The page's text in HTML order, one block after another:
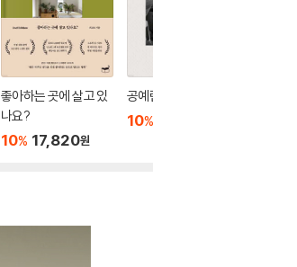
좋아하는 곳에 살고 있
나요?
10% 17,820원
공예란 무엇인가
10%